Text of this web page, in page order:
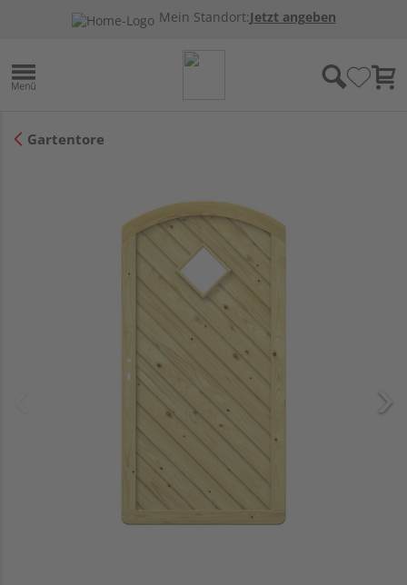
Mein Standort:Jetzt angeben
Gartentore